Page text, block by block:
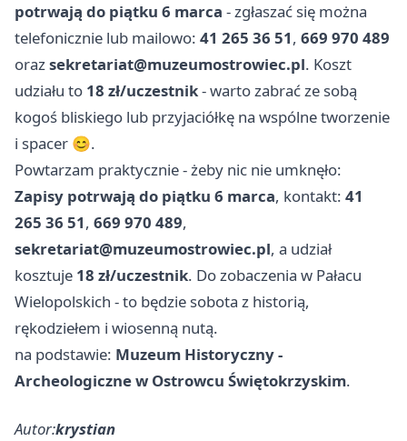
potrwają do piątku 6 marca - zgłaszać się można
telefonicznie lub mailowo: 41 265 36 51, 669 970 489
orazsekretariat@muzeumostrowiec.pl. Koszt
udziału to 18 zł/uczestnik- warto zabrać ze sobą
kogoś bliskiego lub przyjaciółkę na wspólne tworzenie
i spacer 😊.
Powtarzam praktycznie - żeby nic nie umknęło:
Zapisy potrwają do piątku 6 marca, kontakt: 41
265 36 51, 669 970 489,
sekretariat@muzeumostrowiec.pl, a udział
kosztuje 18 zł/uczestnik. Do zobaczenia w Pałacu
Wielopolskich - to będzie sobota z historią,
rękodziełem i wiosenną nutą.
na podstawie: Muzeum Historyczny -
Archeologiczne w Ostrowcu Świętokrzyskim.
Autor:krystian